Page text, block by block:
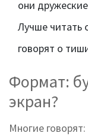
они
Лучше читать
говорят о
Формат:
экран?
Многие